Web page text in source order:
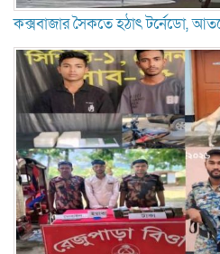
কক্সবাজার সৈকতে হঠাৎ টর্নেডো,